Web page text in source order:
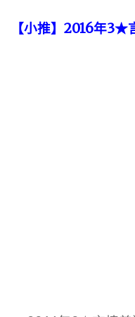
【小推】2016年